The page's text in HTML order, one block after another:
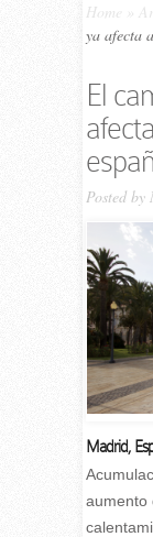
Home
ya afecta
El
Posted by
Madrid,
A
aumento